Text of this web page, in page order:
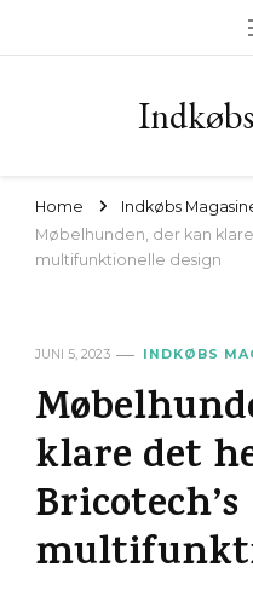
Home
Indkøbs
Møbelhunden, der kan
multifunktionelle design
JUNI 5, 2023 INDKØBS
klare det
Bricotech’s